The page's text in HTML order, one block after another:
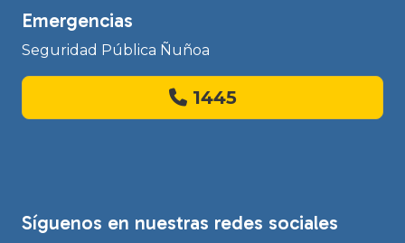
Emergencias
Seguridad Pública Ñuñoa
1445
Síguenos en nuestras redes sociales